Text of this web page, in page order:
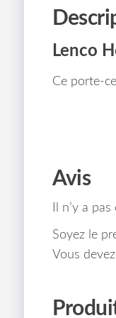
Lenco
Ce porte-
Avis
Il n’y a
Soyez le
Vous